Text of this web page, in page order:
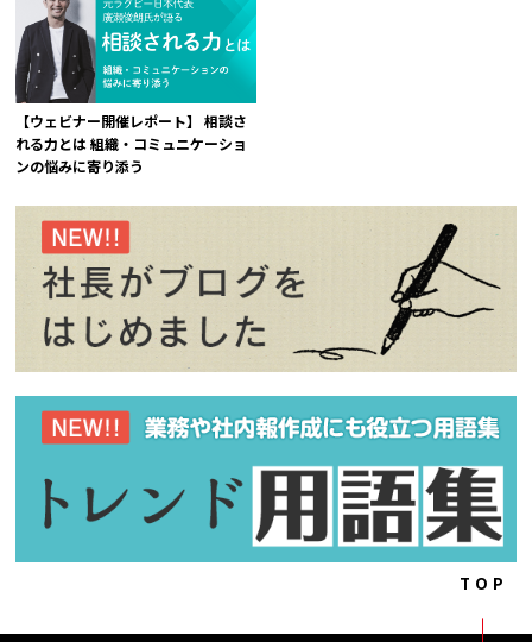
【ウェビナー開催レポート】 相談さ
れる力とは 組織・コミュニケーショ
ンの悩みに寄り添う
TOP